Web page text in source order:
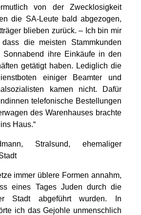
von der Zwecklosigkeit
die SA-Leute bald abgezogen,
blieben zurück. – Ich bin mir
die meisten Stammkunden
Sonnabend ihre Einkäufe in den
getätigt haben. Lediglich die
einiger Beamter und
kamen nicht. Dafür
telefonische Bestellungen
des Warenhauses brachte
Haus.“
Stralsund, ehemaliger
immer üblere Formen annahm,
eines Tages Juden durch die
Stadt abgeführt wurden. In
ich das Gejohle unmenschlich